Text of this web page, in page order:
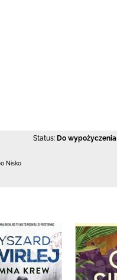
Status: Do wypożyczenia
Nisko